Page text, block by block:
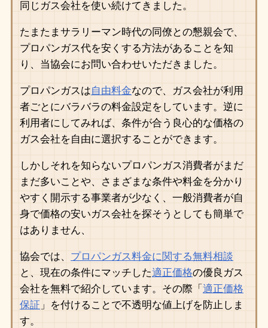
同じガス会社を使い続けてきました。
たまたまサラリーマン時代の同僚との懇親会で、
プロパンガス代を安くする方法があることを知
り、当協会にお問い合わせいただきました。
プロパンガスは自由料金なので、ガス会社が利用
者ごとにバラバラの料金設定をしています。逆に
利用者にしてみれば、条件が合う良心的な価格の
ガス会社を自由に選択することができます。
しかしそれを知らないプロパンガス消費者がまだ
まだ多いことや、さまざまな条件や料金を分かり
やすく開示する事業者が少なく、一般消費者が自
身で価格の安いガス会社を探そうとしても簡単で
はありません、
協会では、 プロパンガス料金に関する無料相談
と、現在の条件にマッチした適正価格の優良ガス
会社を無料で紹介しています。その際「 適正価格
保証 」を付けることで不透明な値上げを防止しま
す。